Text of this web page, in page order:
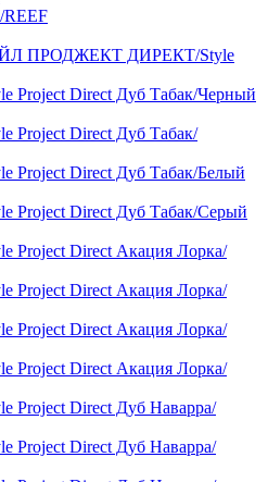
REEF
ПРОДЖЕКТ ДИРЕКТ/Style
Project Direct Дуб Табак/Черный
Project Direct Дуб Табак/
Project Direct Дуб Табак/Белый
Project Direct Дуб Табак/Серый
Project Direct Акация Лорка/
Project Direct Акация Лорка/
Project Direct Акация Лорка/
Project Direct Акация Лорка/
Project Direct Дуб Наварра/
Project Direct Дуб Наварра/